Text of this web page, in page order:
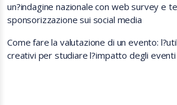
un?indagine nazionale con web survey e
sponsorizzazione sui social media
Come fare la valutazione di un evento:
creativi per studiare l?impatto degli eventi